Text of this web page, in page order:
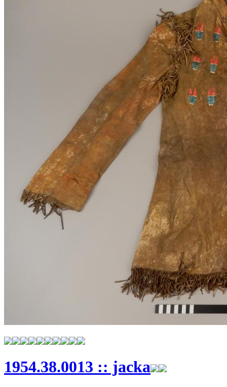
1954.38.0013 :: jacka